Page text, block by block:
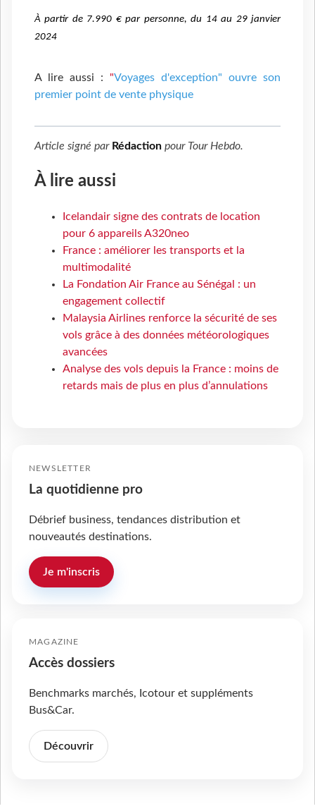
À partir de 7.990 € par personne, du 14 au 29 janvier
2024
A lire aussi : "Voyages d'exception" ouvre son
premier point de vente physique
Article signé par Rédaction pour Tour Hebdo.
À lire aussi
Icelandair signe des contrats de location
pour 6 appareils A320neo
France : améliorer les transports et la
multimodalité
La Fondation Air France au Sénégal : un
engagement collectif
Malaysia Airlines renforce la sécurité de ses
vols grâce à des données météorologiques
avancées
Analyse des vols depuis la France : moins de
retards mais de plus en plus d’annulations
NEWSLETTER
La quotidienne pro
Débrief business, tendances distribution et
nouveautés destinations.
Je m'inscris
MAGAZINE
Accès dossiers
Benchmarks marchés, Icotour et suppléments
Bus&Car.
Découvrir